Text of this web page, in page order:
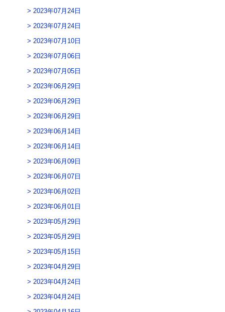
2023年07月24日
2023年07月24日
2023年07月10日
2023年07月06日
2023年07月05日
2023年06月29日
2023年06月29日
2023年06月29日
2023年06月14日
2023年06月14日
2023年06月09日
2023年06月07日
2023年06月02日
2023年06月01日
2023年05月29日
2023年05月29日
2023年05月15日
2023年04月29日
2023年04月24日
2023年04月24日